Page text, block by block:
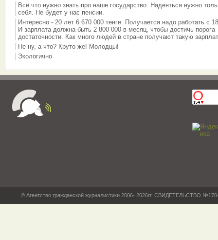
Всё что нужно знать про наше государство. Надеяться нужно
себя. Не будет у нас пенсии.
Интересно - 20 лет 6 670 000 тенге. Получается надо работать с
И зарплата должна быть 2 800 000 в месяц, чтобы достичь порога
достаточности. Как много людей в стране получают такую
Не ну, а что? Круто же! Молодцы!
Экологично
© Агентство гражданской журналистики 2006- 2026гг. СВИДЕТЕЛЬСТВО